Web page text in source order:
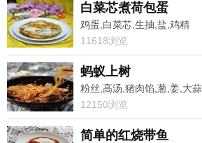
白菜芯煮荷包蛋
鸡蛋,白菜芯,生抽,盐,鸡精
11618浏览
蚂蚁上树
粉丝,高汤,猪肉馅,葱,姜,大
12150浏览
简单的红烧带鱼